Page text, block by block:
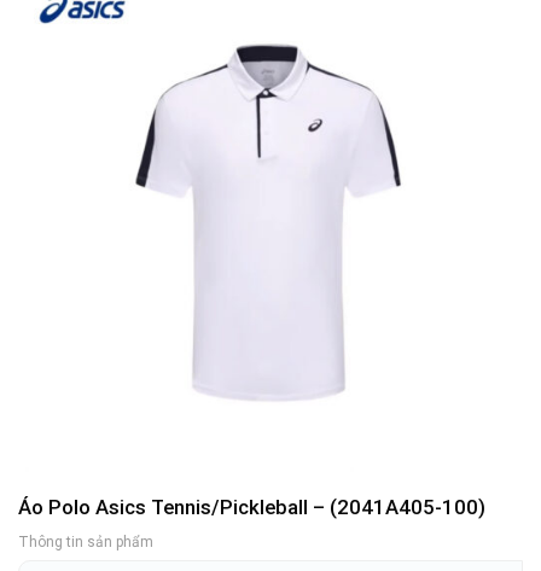
Áo Polo Asics Tennis/Pickleball – (2041A405-100)
Thông tin sản phẩm